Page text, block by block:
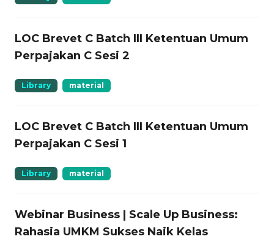
LOC Brevet C Batch III Ketentuan Umum
Perpajakan C Sesi 2
Library material
LOC Brevet C Batch III Ketentuan Umum
Perpajakan C Sesi 1
Library material
Webinar Business | Scale Up Business:
Rahasia UMKM Sukses Naik Kelas